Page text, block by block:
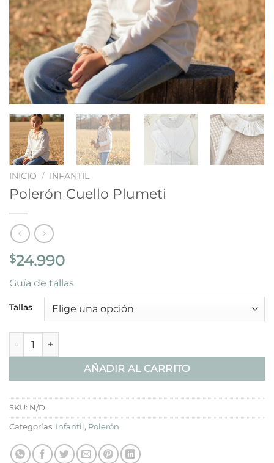
INICIO / INFANTIL
Polerón Cuello Plumeti
$24.990
Guía de tallas
Tallas
Polerón Cuello Plumeti cantidad
AÑADIR AL CARRITO
SKU: N/D
Categorías: Infantil , Polerón